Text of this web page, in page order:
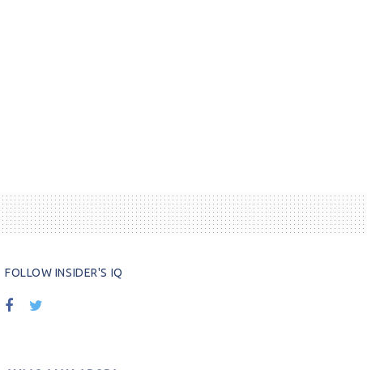
FOLLOW INSIDER'S IQ